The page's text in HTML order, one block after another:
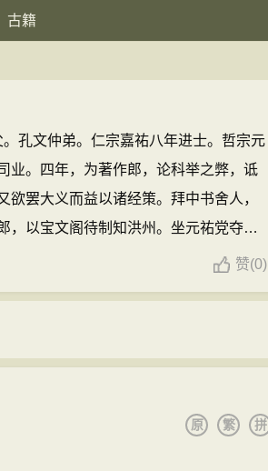
古籍
孔文仲弟。仁宗嘉祐八年进士。哲宗元
业。四年，为著作郎，论科举之弊，诋
罢大义而益以诸经策。拜中书舍人，
，以宝文阁待制知洪州。坐元祐党夺
文声起江西，时号三孔。有《诗书论语
赞(0)
拼
繁
原